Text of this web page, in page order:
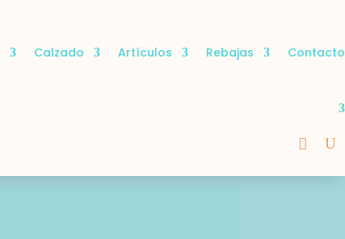
Calzado Artículos Rebajas Contacto